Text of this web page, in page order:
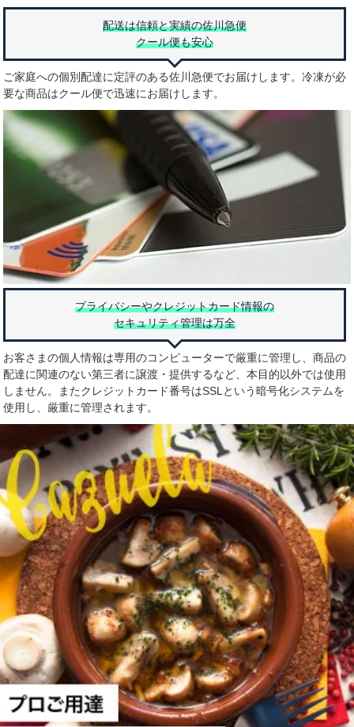
配送は信頼と実績の佐川急便
クール便も安心
ご家庭への個別配達に定評のある佐川急便でお届けします。冷凍が必
要な商品はクール便で迅速にお届けします。
プライバシーやクレジットカード情報の
セキュリティ管理は万全
お客さまの個人情報は専用のコンピューターで厳重に管理し、商品の
配達に関連のない第三者に譲渡・提供するなど、本目的以外では使用
しません。またクレジットカード番号はSSLという暗号化システムを
使用し、厳重に管理されます。